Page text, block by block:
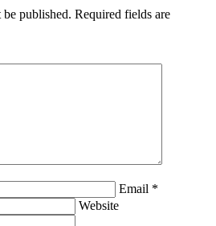
published. Required fields are
Email *
Website